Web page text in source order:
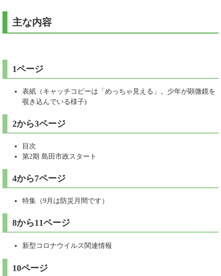
主な内容
1ページ
表紙（キャッチコピーは「めっちゃ見える」。少年が顕微鏡を
覗き込んでいる様子)
2から3ページ
目次
第2期 島田市政スタート
4から7ページ
特集（9月は防災月間です）
8から11ページ
新型コロナウイルス関連情報
10ページ